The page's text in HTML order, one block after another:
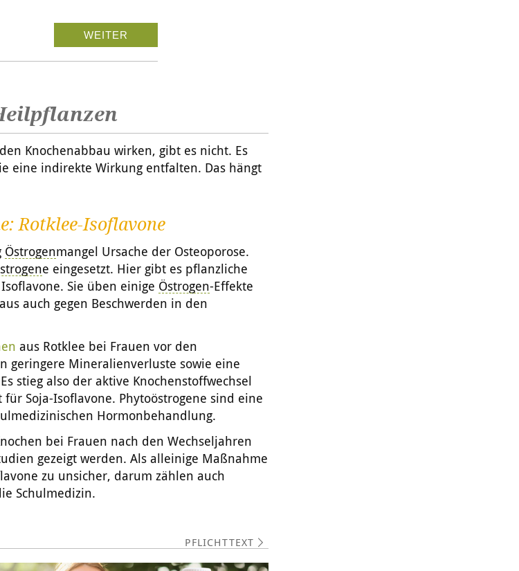
WEITER
Knochenabbau wirken, gibt es nicht. Es
eine indirekte Wirkung entfalten. Das hängt
Rotklee-Isoflavone
Östrogenmangel Ursache der Osteoporose.
e eingesetzt. Hier gibt es pflanzliche
Sie üben einige Östrogen-Effekte
auch gegen Beschwerden in den
aus Rotklee bei Frauen vor den
geringere Mineralienverluste sowie eine
stieg also der aktive Knochenstoffwechsel
Soja-Isoflavone. Phytoöstrogene sind eine
Hormonbehandlung.
bei Frauen nach den Wechseljahren
gezeigt werden. Als alleinige Maßnahme
zu unsicher, darum zählen auch
Schulmedizin.
PFLICHTTEXT